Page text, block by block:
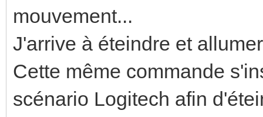
mouvement...
J'arrive à éteindre et
Cette même commande
scénario Logitech afin